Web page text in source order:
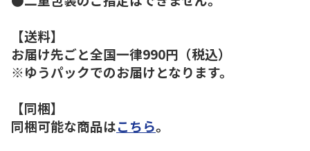
【送料】
お届け先ごと全国一律990円（税込）
※ゆうパックでのお届けとなります。
【同梱】
同梱可能な商品はこちら。